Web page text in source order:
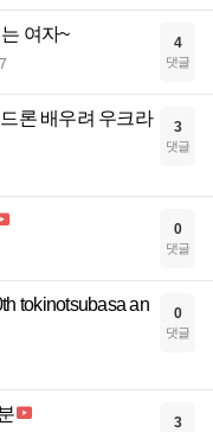
여자~ 4
댓글
론 배우려 우크라
3
댓글
0
댓글
tokinotsubasa an
0
댓글
3